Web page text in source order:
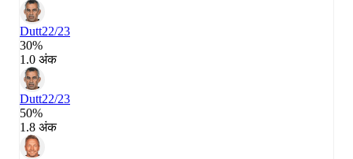
Dutt22/23
30%
1.0 अंक
Dutt22/23
50%
1.8 अंक